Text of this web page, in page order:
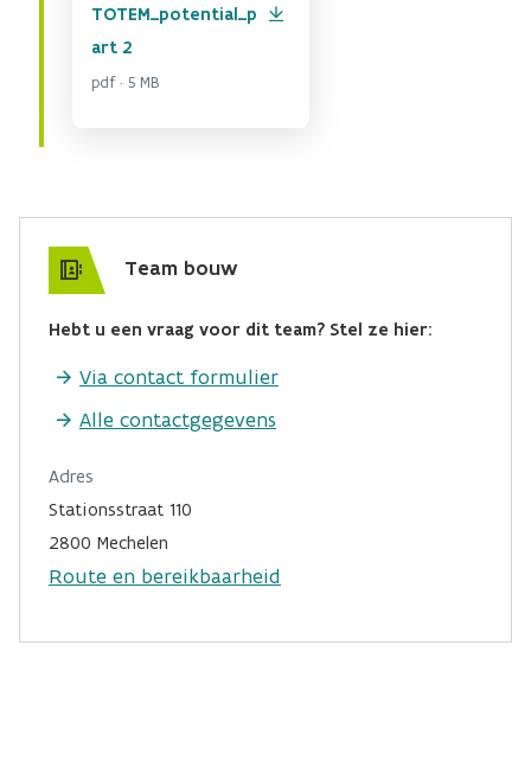
TOTEM_potential_p
art 2
pdf · 5 MB
Team bouw
Hebt u een vraag voor dit team? Stel ze hier:
Via contact formulier
Alle contactgegevens
Adres
Stationsstraat 110
2800 Mechelen
Route en bereikbaarheid